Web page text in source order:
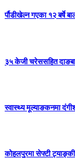
र्पौडीखेल्न गएका १२ बर्षे
३५ केजी चरेससहित
स्वास्थ्य मूल्याङकनमा
कोहलपुरमा सेफ्टी